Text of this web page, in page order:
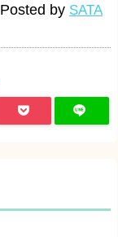
Posted by SATA